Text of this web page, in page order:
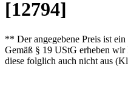
[12794]
** Der angegebene Preis ist
Gemäß § 19 UStG erheben wir
diese folglich auch nicht aus